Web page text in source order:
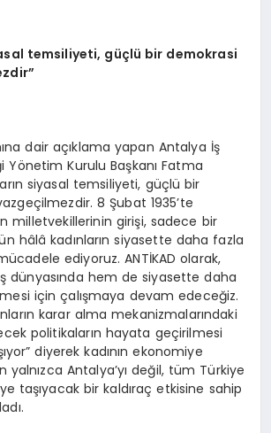
temsiliyeti, güçlü bir demokrasi
”
dair açıklama yapan Antalya İş
Yönetim Kurulu Başkanı Fatma
siyasal temsiliyeti, güçlü bir
8 Şubat 1935’te
milletvekillerinin girişi, sadece bir
hâlâ kadınların siyasette daha fazla
ediyoruz. ANTİKAD olarak,
dünyasında hem de siyasette daha
için çalışmaya devam edeceğiz.
karar alma mekanizmalarındaki
politikaların hayata geçirilmesi
diyerek kadının ekonomiye
yalnızca Antalya’yı değil, tüm Türkiye
taşıyacak bir kaldıraç etkisine sahip